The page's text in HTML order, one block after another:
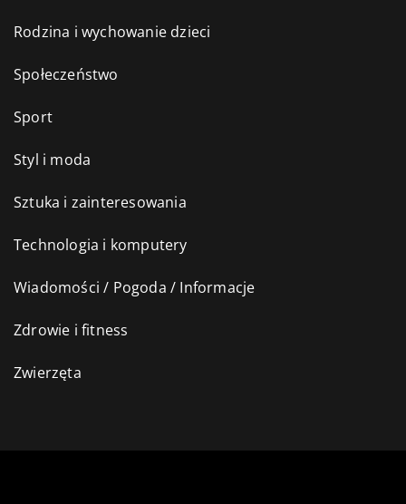
Rodzina i wychowanie dzieci
Społeczeństwo
Sport
Styl i moda
Sztuka i zainteresowania
Technologia i komputery
Wiadomości / Pogoda / Informacje
Zdrowie i fitness
Zwierzęta